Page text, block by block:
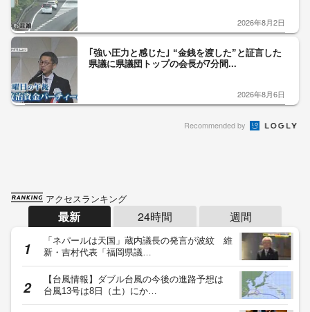
2026年8月2日
｢強い圧力と感じた｣ “金銭を渡した”と証言した
県議に県議団トップの会長が7分間...
2026年8月6日
Recommended by
アクセスランキング
最新 24時間 週間
「ネパールは天国」蔵内議長の発言が波紋 維
新・吉村代表「福岡県議…
【台風情報】ダブル台風の今後の進路予想は
台風13号は8日（土）にか…